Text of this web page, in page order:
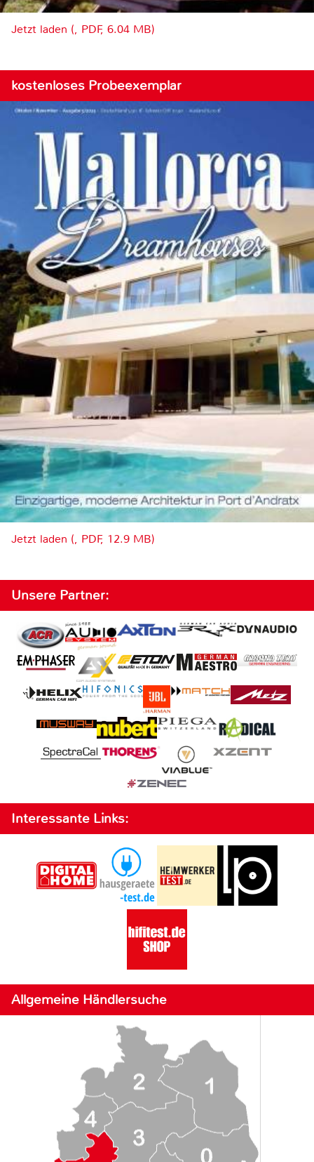
Jetzt laden (, PDF, 6.04 MB)
kostenloses Probeexemplar
Jetzt laden (, PDF, 12.9 MB)
Unsere Partner:
Interessante Links:
Allgemeine Händlersuche